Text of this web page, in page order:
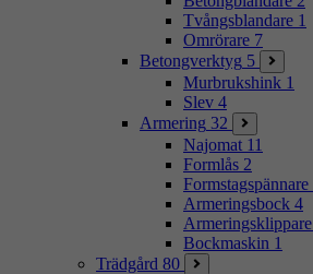
Tvångsblandare 1
Omrörare 7
Betongverktyg 5
Murbrukshink 1
Slev 4
Armering 32
Najomat 11
Formlås 2
Formstagspännare
Armeringsbock 4
Armeringsklippare
Bockmaskin 1
Trädgård 80